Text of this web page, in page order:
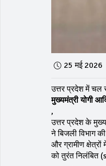
25 मई 2026
उत्तर प्रदेश में चल
मुख्यमंत्री योगी
,
उत्तर प्रदेश के
ने बिजली विभाग
और ग्रामीण
को तुरंत निलंबित